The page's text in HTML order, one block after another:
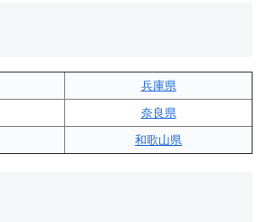
兵庫県
奈良県
和歌山県